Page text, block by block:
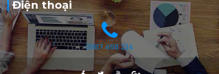
Điện thoại
0987 468 234